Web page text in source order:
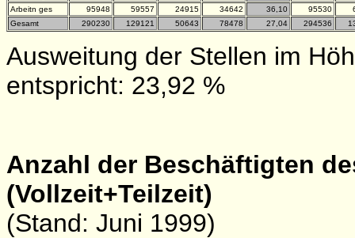
Arbeitn ges
95948 59557 24915 34642 36,10 95530
Gesamt
290230 129121 50643 78478 27,04 294536
Ausweitung der Stellen im
entspricht: 23,92 %
Anzahl der Beschäftigten
(Vollzeit+Teilzeit)
(Stand: Juni 1999)